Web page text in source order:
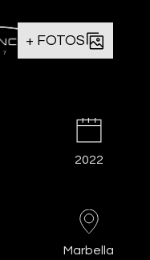
+ FOTOS
2022
Marbella